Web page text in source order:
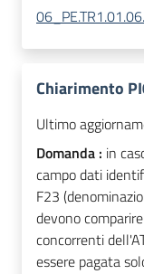
Chiarimento
Ultimo
Domanda : in
campo dati
F23
devono
concorrenti
essere pagata